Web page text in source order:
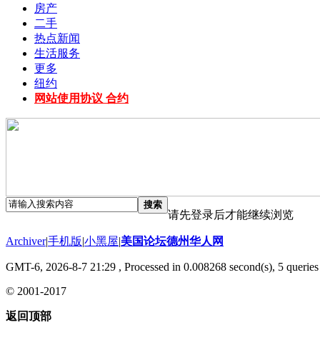
房产
二手
热点新闻
生活服务
更多
纽约
网站使用协议 合约
搜索
请先登录后才能继续浏览
Archiver|手机版|小黑屋|美国论坛德州华人网
GMT-6, 2026-8-7 21:29 , Processed in 0.008268 second(s), 5
© 2001-2017
返回顶部